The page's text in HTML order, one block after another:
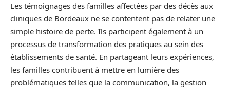
Les témoignages des familles affectées par des décès aux
cliniques de Bordeaux ne se contentent pas de relater une
simple histoire de perte. Ils participent également à un
processus de transformation des pratiques au sein des
établissements de santé. En partageant leurs expériences,
les familles contribuent à mettre en lumière des
problématiques telles que la communication, la gestion